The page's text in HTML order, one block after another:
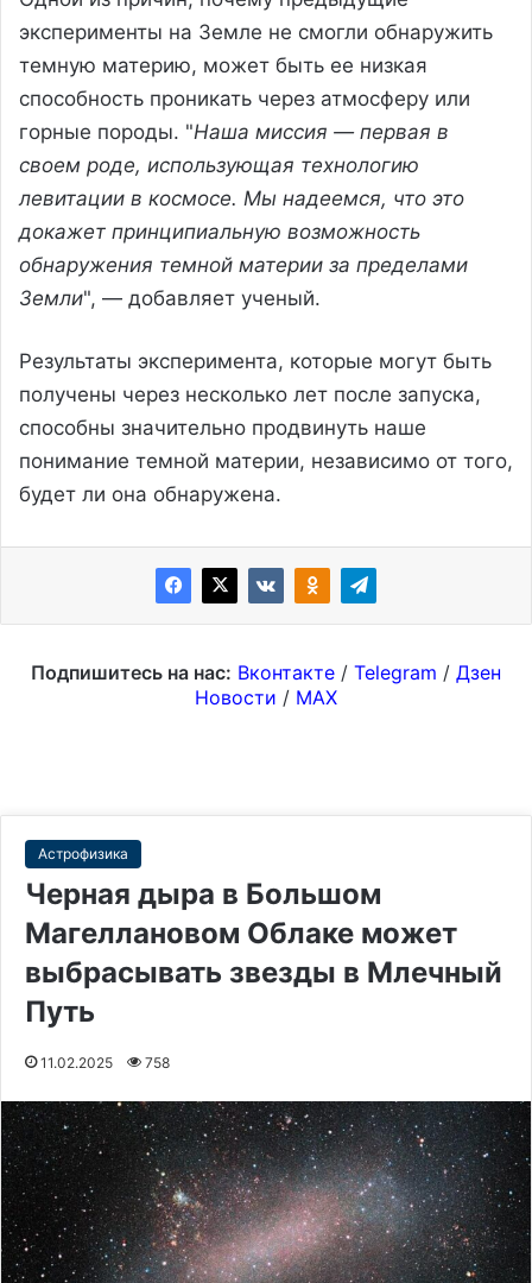
эксперименты на Земле не смогли обнаружить
темную материю, может быть ее низкая
способность проникать через атмосферу или
горные породы. "Наша миссия — первая в
своем роде, использующая технологию
левитации в космосе. Мы надеемся, что это
докажет принципиальную возможность
обнаружения темной материи за пределами
Земли", — добавляет ученый.
Результаты эксперимента, которые могут быть
получены через несколько лет после запуска,
способны значительно продвинуть наше
понимание темной материи, независимо от того,
будет ли она обнаружена.
Подпишитесь на нас: Вконтакте / Telegram / Дзен
Новости / MAX